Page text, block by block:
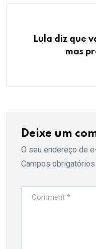
Lula diz que
mas
Deixe um
O seu endereço de
Campos